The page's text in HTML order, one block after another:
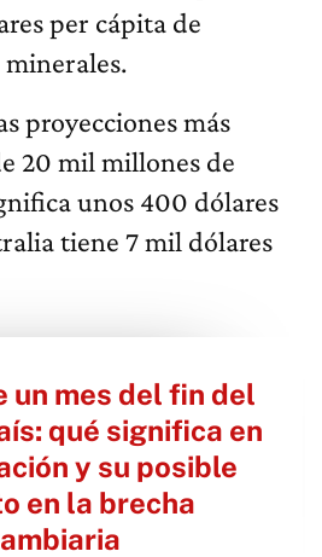
per cápita de
proyecciones más
20 mil millones de
unos 400 dólares
tiene 7 mil dólares
un mes del fin del
qué significa en
y su posible
en la brecha